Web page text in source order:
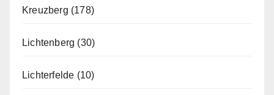
Kreuzberg (178)
Lichtenberg (30)
Lichterfelde (10)